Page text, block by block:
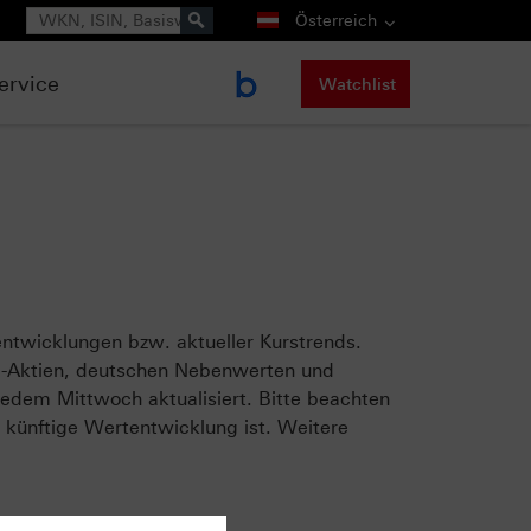
Suche Österreich
Watchlist
bzw. aktueller Kurstrends.
deutschen Nebenwerten und
Mittwoch aktualisiert. Bitte beachten
künftige Wertentwicklung ist. Weitere